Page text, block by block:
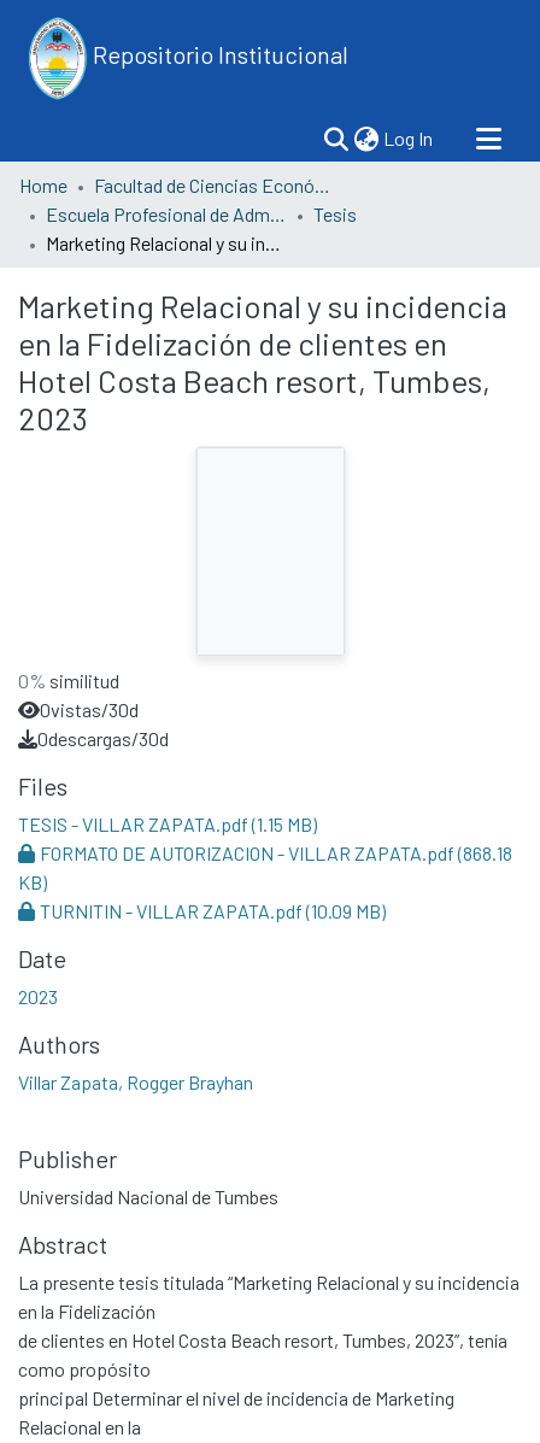
Repositorio Institucional
Log In (current)
Home
Facultad de Ciencias Económicas
Escuela Profesional de Administración
Tesis
Marketing Relacional y su incidencia en la Fidelización de clientes en Hotel Costa Beach resort, Tumbes, 2023
Marketing Relacional y su incidencia
en la Fidelización de clientes en
Hotel Costa Beach resort, Tumbes,
2023
0% similitud
0vistas/30d
0descargas/30d
Files
TESIS - VILLAR ZAPATA.pdf(1.15 MB)
FORMATO DE AUTORIZACION - VILLAR ZAPATA.pdf(868.18
KB)
TURNITIN - VILLAR ZAPATA.pdf(10.09 MB)
Date
2023
Authors
Villar Zapata, Rogger Brayhan
Publisher
Universidad Nacional de Tumbes
Abstract
La presente tesis titulada “Marketing Relacional y su incidencia
en la Fidelización
de clientes en Hotel Costa Beach resort, Tumbes, 2023”, tenía
como propósito
principal Determinar el nivel de incidencia de Marketing
Relacional en la